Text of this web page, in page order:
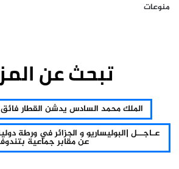
منوعات
تبحث عن
الملك محمد السادس يدشن القطار فائق
عـاجــل |البوليساريو و الجزائر في ورطة
عن مقابر جماعية